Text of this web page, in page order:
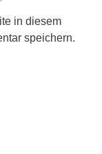
in diesem
speichern.